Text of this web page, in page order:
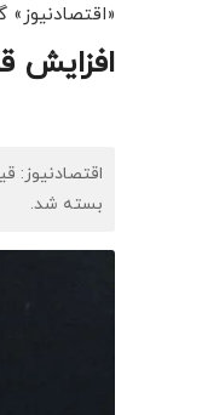
افزایش
بسته شد.